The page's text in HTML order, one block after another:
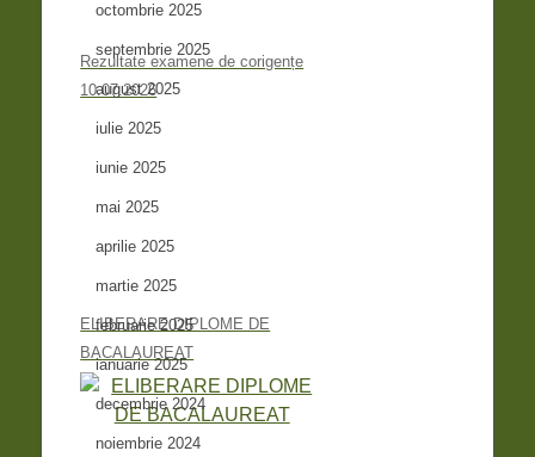
Rezultate examene de corigențe
10.07.2026
ELIBERARE DIPLOME DE
BACALAUREAT
octombrie 2025
septembrie 2025
august 2025
iulie 2025
iunie 2025
mai 2025
aprilie 2025
martie 2025
februarie 2025
ianuarie 2025
decembrie 2024
noiembrie 2024